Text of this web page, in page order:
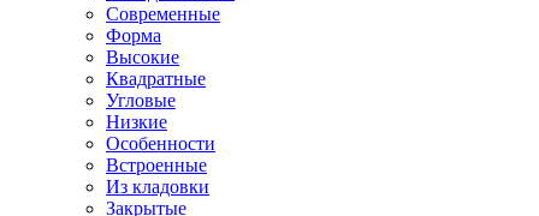
Современные
Форма
Высокие
Квадратные
Угловые
Низкие
Особенности
Встроенные
Из кладовки
Закрытые